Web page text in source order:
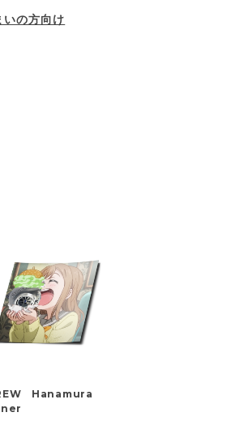
いの方向け
Hanamura